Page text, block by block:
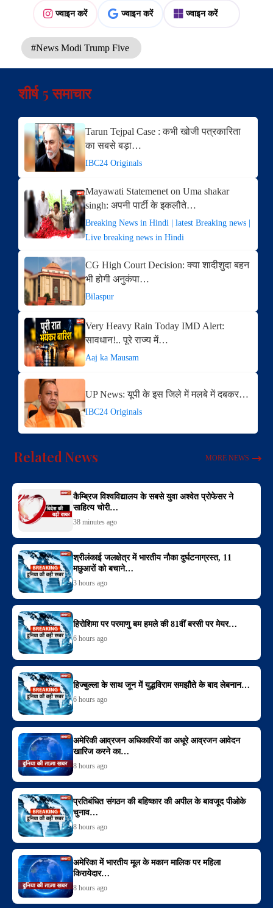
ज्वाइन करें ज्वाइन करें ज्वाइन करें
#News Modi Trump Five
शीर्ष 5 समाचार
Tarun Tejpal Case : कभी खोजी पत्रकारिता
का सबसे बड़ा…
IBC24 Originals
Mayawati Statemenet on Uma shakar
singh: अपनी पार्टी के इकलौते…
Breaking News in Hindi | latest Breaking news |
Live breaking news in Hindi
CG High Court Decision: क्या शादीशुदा बहन
भी होगी अनुकंपा…
Bilaspur
Very Heavy Rain Today IMD Alert:
सावधान!.. पूरे राज्य में…
Aaj ka Mausam
UP News: यूपी के इस जिले में मलबे में दबकर…
IBC24 Originals
Related News MORE NEWS
कैम्ब्रिज विश्वविद्यालय के सबसे युवा अश्वेत प्रोफेसर ने
साहित्य चोरी…
38 minutes ago
श्रीलंकाई जलक्षेत्र में भारतीय नौका दुर्घटनाग्रस्त, 11
मछुआरों को बचाने…
3 hours ago
हिरोशिमा पर परमाणु बम हमले की 81वीं बरसी पर मेयर…
6 hours ago
हिज्बुल्ला के साथ जून में युद्धविराम समझौते के बाद लेबनान…
6 hours ago
अमेरिकी आव्रजन अधिकारियों का अधूरे आव्रजन आवेदन
खारिज करने का…
8 hours ago
प्रतिबंधित संगठन की बहिष्कार की अपील के बावजूद पीओके
चुनाव…
8 hours ago
अमेरिका में भारतीय मूल के मकान मालिक पर महिला
किरायेदार…
8 hours ago